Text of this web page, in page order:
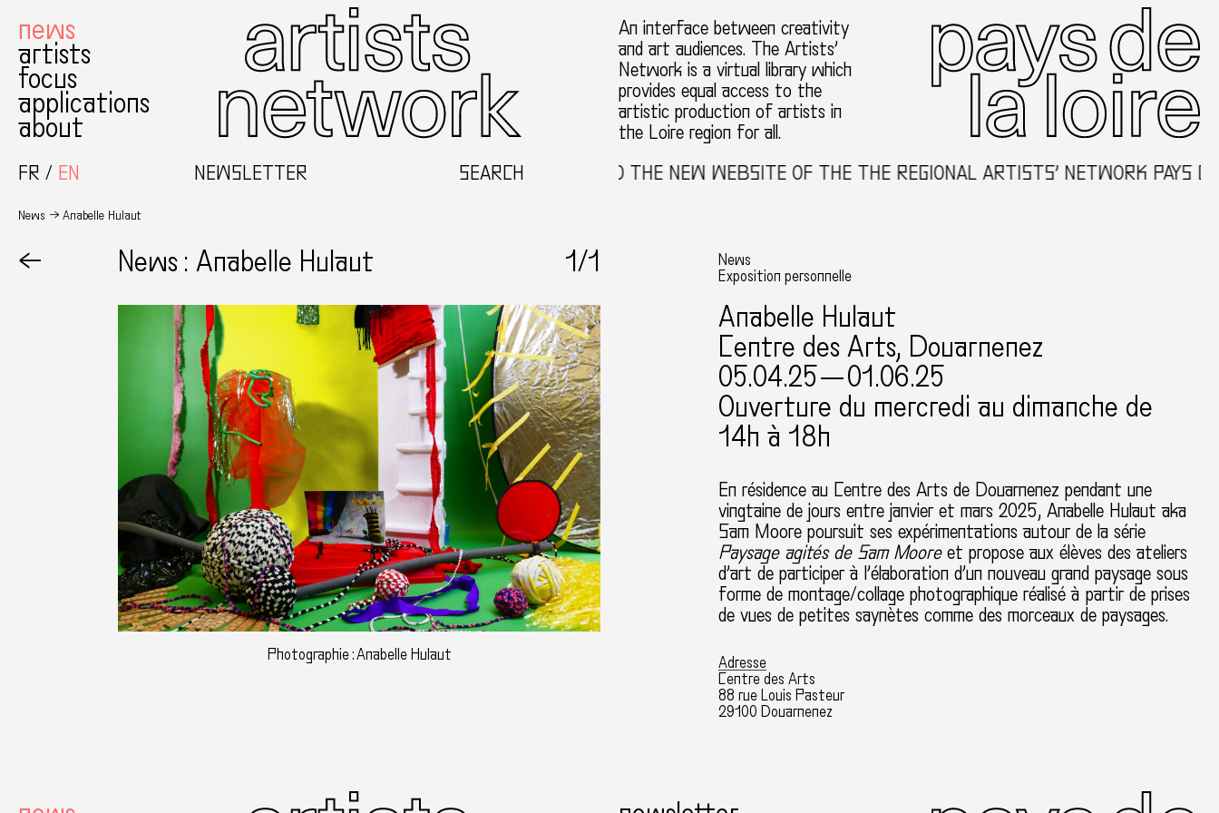
news
artists
focus
applications
about
An interface between creativity
and art audiences. The Artists’
Network is a virtual library which
provides equal access to the
artistic production of artists in
the Loire region for all.
FR
EN NEWSLETTER SEARCHWELCOME TO THE NEW WEBSITE OF THE THE REGIONAL ARTISTS’ NETWORK PAYS
News Anabelle Hulaut
← News : Anabelle Hulaut 1/1
Photographie : Anabelle Hulaut
News
Exposition personnelle
Anabelle Hulaut
Centre des Arts, Douarnenez
05.04.25 — 01.06.25
Ouverture du mercredi au dimanche de
14h à 18h
En résidence au Centre des Arts de Douarnenez pendant une
vingtaine de jours entre janvier et mars 2025, Anabelle Hulaut aka
Sam Moore poursuit ses expérimentations autour de la série
Paysage agités de Sam Mooreet propose aux élèves des ateliers
d’art de participer à l’élaboration d’un nouveau grand paysage sous
forme de montage/collage photographique réalisé à partir de prises
de vues de petites saynètes comme des morceaux de paysages.
Adresse
Centre des Arts
88 rue Louis Pasteur
29100 Douarnenez